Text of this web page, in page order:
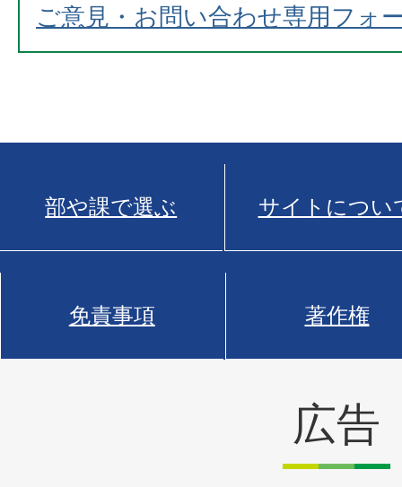
ご意見・お問い合わせ専用フォ
部や課で選ぶ サイトについ
免責事項 著作権
広告